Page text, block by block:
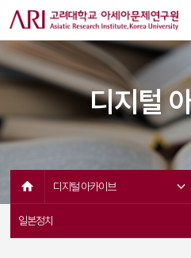
디지털
디지털 아카이브
일본정치